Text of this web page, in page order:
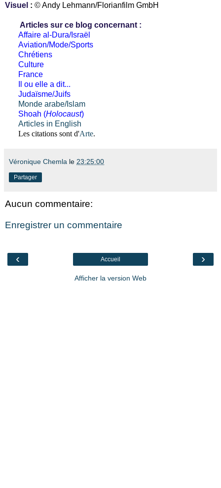
Visuel : © Andy Lehmann/Florianfilm GmbH
Articles sur ce blog concernant :
Affaire al-Dura/Israël
Aviation/Mode/Sports
Chrétiens
Culture
France
Il ou elle a dit...
Judaïsme/Juifs
Monde arabe/Islam
Shoah (Holocaust)
Articles in English
Les citations sont d'Arte.
Véronique Chemla le 23:25:00
Partager
Aucun commentaire:
Enregistrer un commentaire
‹ ›
Accueil
Afficher la version Web